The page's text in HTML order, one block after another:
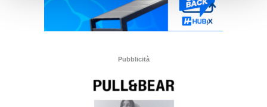
Pubblicità